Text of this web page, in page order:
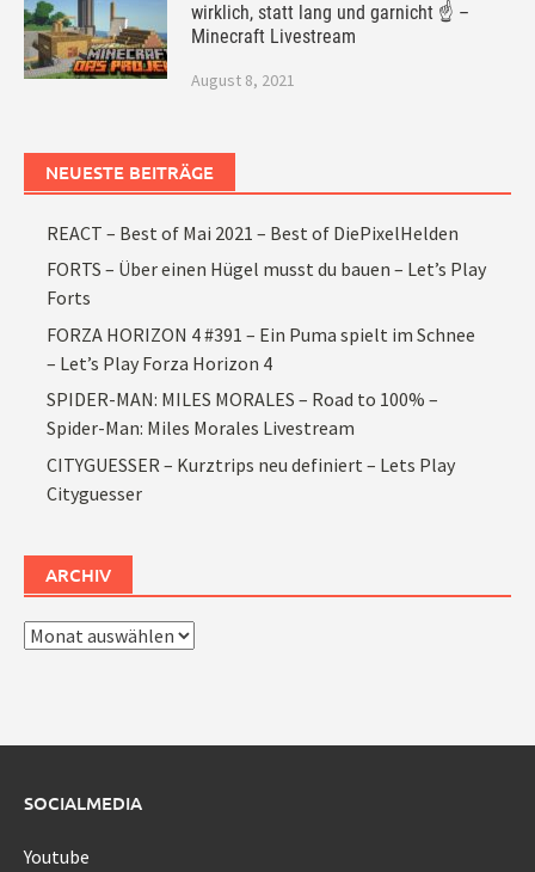
wirklich, statt lang und garnicht ☝ –
Minecraft Livestream
August 8, 2021
NEUESTE BEITRÄGE
REACT – Best of Mai 2021 – Best of DiePixelHelden
FORTS – Über einen Hügel musst du bauen – Let’s Play
Forts
FORZA HORIZON 4 #391 – Ein Puma spielt im Schnee
– Let’s Play Forza Horizon 4
SPIDER-MAN: MILES MORALES – Road to 100% –
Spider-Man: Miles Morales Livestream
CITYGUESSER – Kurztrips neu definiert – Lets Play
Cityguesser
ARCHIV
Archiv
SOCIALMEDIA
Youtube